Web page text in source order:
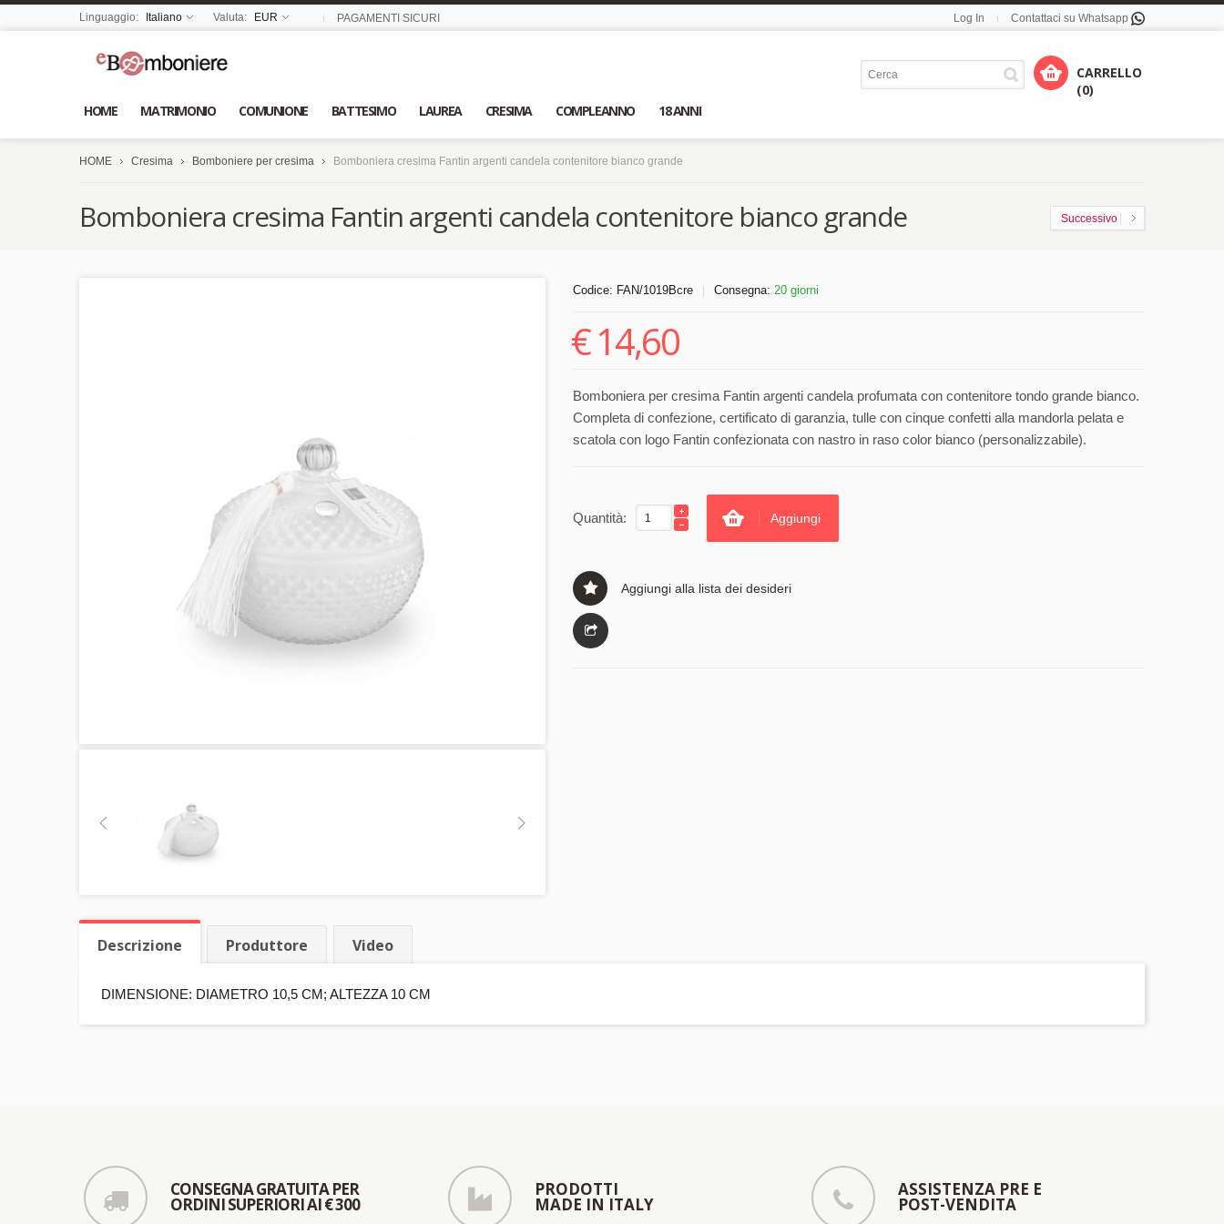
Linguaggio: Italiano Valuta: EUR PAGAMENTI SICURI Log In Contattaci su Whatsapp
HOME MATRIMONIO COMUNIONE BATTESIMO LAUREA CRESIMA COMPLEANNO 18 ANNI
CARRELLO
(0)
HOME Cresima Bomboniere per cresima Bomboniera cresima Fantin argenti candela contenitore bianco grande
Successivo
Bomboniera cresima Fantin argenti candela contenitore bianco grande
Codice: FAN/1019Bcre Consegna: 20 giorni
€14,60
Bomboniera per cresima Fantin argenti candela profumata con contenitore tondo grande bianco.
Completa di confezione, certificato di garanzia, tulle con cinque confetti alla mandorla pelata e
scatola con logo Fantin confezionata con nastro in raso color bianco (personalizzabile).
Quantità: Aggiungi
Aggiungi alla lista dei desideri
Descrizione Produttore Video
DIMENSIONE: DIAMETRO 10,5 CM; ALTEZZA 10 CM
CONSEGNA GRATUITA PER
ORDINI SUPERIORI AI € 300
PRODOTTI
MADE IN ITALY
ASSISTENZA PRE E
POST-VENDITA